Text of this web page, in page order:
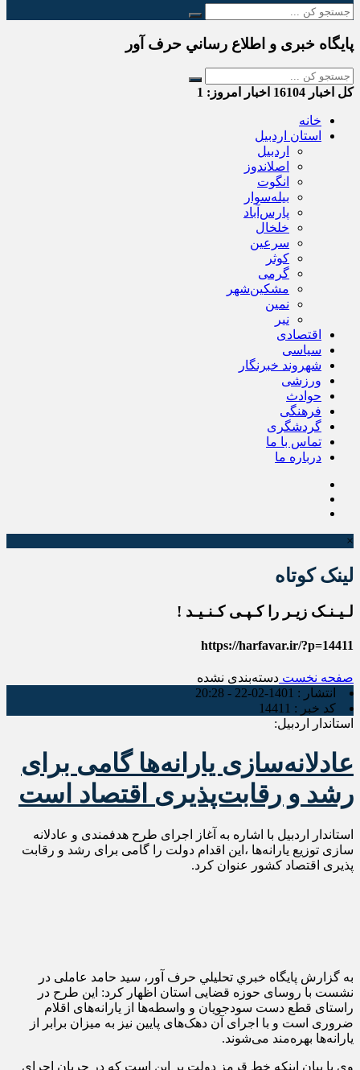
پایگاه خبری و اطلاع رساني حرف آور
کل اخبار اخبار امروز: 1
خانه
استان اردبیل
اردبیل
اصلاندوز
انگوت
بیله‌سوار
پارس‌آباد
خلخال
سرعین
کوثر
گرمی
مشکین‌شهر
نمین
نیر
اقتصادی
سیاسی
شهروند خبرنگار
ورزشی
حوادث
فرهنگی
گردشگری
تماس با ما
درباره ما
×
لینک کوتاه
لـیـنـک زیـر را کـپـی کـنـیـد !
https://harfavar.ir/?p=14411
صفحه نخست دسته‌بندی نشده
انتشار : 1401-02-22 - 20:28
کد خبر : 14411
استاندار اردبیل:
عادلانه‌سازی یارانه‌ها گامی برای
رشد و رقابت‌پذیری اقتصاد است
استاندار اردبیل با اشاره به آغاز اجرای طرح هدفمندی و عادلانه
سازی توزیع یارانه‌ها ،این اقدام دولت را گامی برای رشد و رقابت
پذیری اقتصاد کشور عنوان کرد.
به گزارش پايگاه خبري تحليلي حرف آور، سید حامد عاملی در
نشست با روسای حوزه قضایی استان اظهار کرد: این طرح در
راستای قطع دست سودجویان و واسطه‌ها از یارانه‌های اقلام
ضروری است و با اجرای آن دهک‌های پایین نیز به میزان برابر از
یارانه‌ها بهره‌مند می‌شوند.
وی با بیان اینکه خط قرمز دولت بر این است که در جریان اجرای